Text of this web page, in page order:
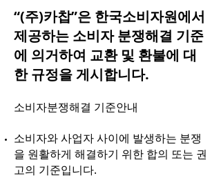
“(주)카찹”은 한국소비자원에서
제공하는 소비자 분쟁해결 기준
에 의거하여 교환 및 환불에 대
한 규정을 게시합니다.
소비자분쟁해결 기준안내
소비자와 사업자 사이에 발생하는 분쟁
을 원활하게 해결하기 위한 합의 또는 권
고의 기준입니다.